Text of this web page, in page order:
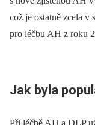
což je ostatně zcela v
pro léčbu AH z roku
Jak byla
Při léčbě AH a DLP